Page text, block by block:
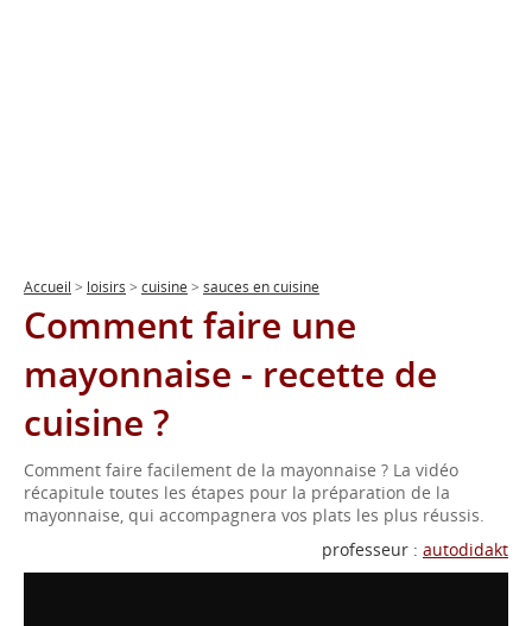
Accueil > loisirs > cuisine > sauces en cuisine
Comment faire une
mayonnaise - recette de
cuisine ?
Comment faire facilement de la mayonnaise ? La vidéo
récapitule toutes les étapes pour la préparation de la
mayonnaise, qui accompagnera vos plats les plus réussis.
professeur : autodidakt